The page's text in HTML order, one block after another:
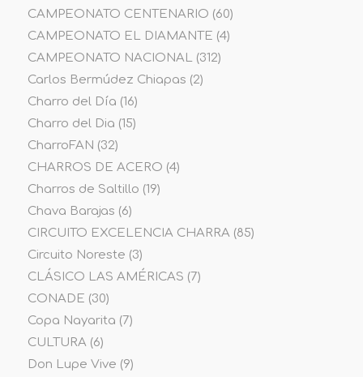
CAMPEONATO CENTENARIO (60)
CAMPEONATO EL DIAMANTE (4)
CAMPEONATO NACIONAL(312)
Carlos Bermúdez Chiapas (2)
Charro del Día (16)
Charro del Dia (15)
CharroFAN (32)
CHARROS DE ACERO (4)
Charros de Saltillo (19)
Chava Barajas (6)
CIRCUITO EXCELENCIA CHARRA(85)
Circuito Noreste (3)
CLÁSICO LAS AMÉRICAS (7)
CONADE (30)
Copa Nayarita (7)
CULTURA(6)
Don Lupe Vive (9)